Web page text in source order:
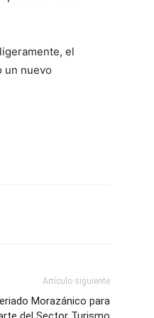
el
un nuevo
Artículo siguiente
Morazánico para